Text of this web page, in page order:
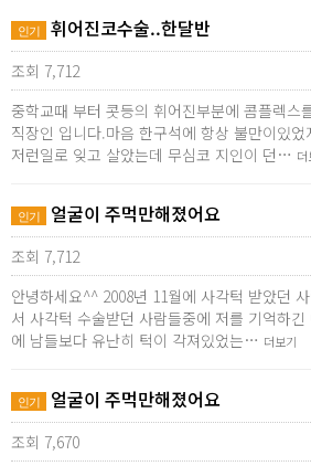
인기 휘어진코수술..한달반
조회 7,712
중학교때 부터 콧등의 휘어진부분에 콤플렉스
직장인 입니다.마음 한구석에 항상 불만이있
저런일로 잊고 살았는데 무심코 지인이 던… 더
인기 얼굴이 주먹만해졌어요
조회 7,712
안녕하세요^^ 2008년 11월에 사각턱 받았던
서 사각턱 수술받던 사람들중에 저를 기억하
에 남들보다 유난히 턱이 각져있었는… 더보기
인기 얼굴이 주먹만해졌어요
조회 7,670